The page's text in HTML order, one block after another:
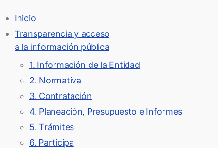
MenúInicio
Transparencia y acceso
a la información pública
1. Información de la Entidad
2. Normativa
3. Contratación
4. Planeación, Presupuesto e Informes
5. Trámites
6. Participa